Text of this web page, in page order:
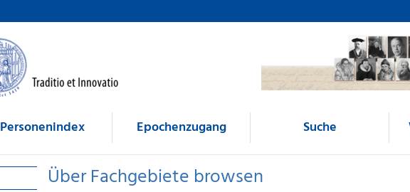
Personenindex Epochenzugang Suche
Über Fachgebiete browsen